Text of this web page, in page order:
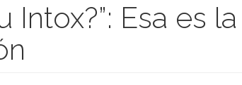
Intox?”: Esa es